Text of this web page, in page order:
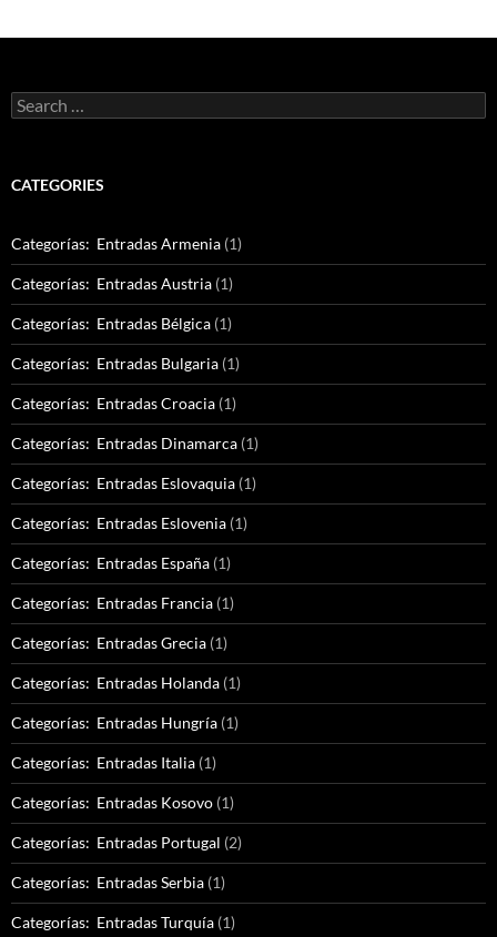
Search
for:
CATEGORIES
Categorías: Entradas Armenia (1)
Categorías: Entradas Austria (1)
Categorías: Entradas Bélgica (1)
Categorías: Entradas Bulgaria (1)
Categorías: Entradas Croacia (1)
Categorías: Entradas Dinamarca (1)
Categorías: Entradas Eslovaquia (1)
Categorías: Entradas Eslovenia (1)
Categorías: Entradas España (1)
Categorías: Entradas Francia (1)
Categorías: Entradas Grecia (1)
Categorías: Entradas Holanda (1)
Categorías: Entradas Hungría (1)
Categorías: Entradas Italia (1)
Categorías: Entradas Kosovo (1)
Categorías: Entradas Portugal (2)
Categorías: Entradas Serbia (1)
Categorías: Entradas Turquía (1)